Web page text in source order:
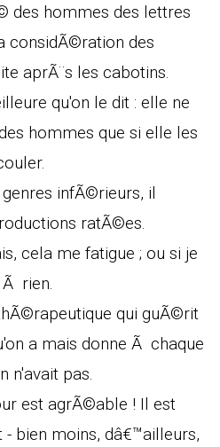
des hommes des lettres
considÃ©ration des
aprÃ¨s les cabotins.
qu'on le dit : elle ne
hommes que si elle les
infÃ©rieurs, il
ratÃ©es.
cela me fatigue ; ou si je
Ã rien.
qui guÃ©rit
a mais donne Ã chaque
n'avait pas.
est agrÃ©able ! Il est
bien moins, dâ€™ailleurs,